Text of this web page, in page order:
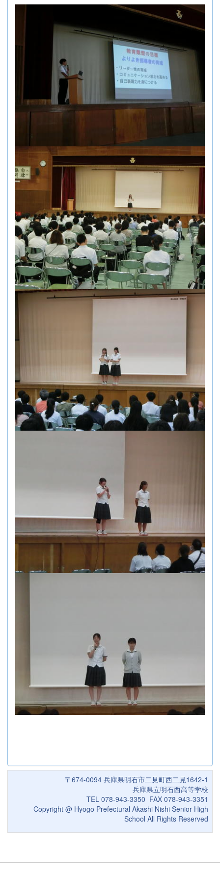
〒674-0094 兵庫県明石市二見町西二見1642-1
兵庫県立明石西高等学校
TEL 078-943-3350 FAX 078-943-3351
Copyright @ Hyogo Prefectural Akashi Nishi Senior High
School All Rights Reserved